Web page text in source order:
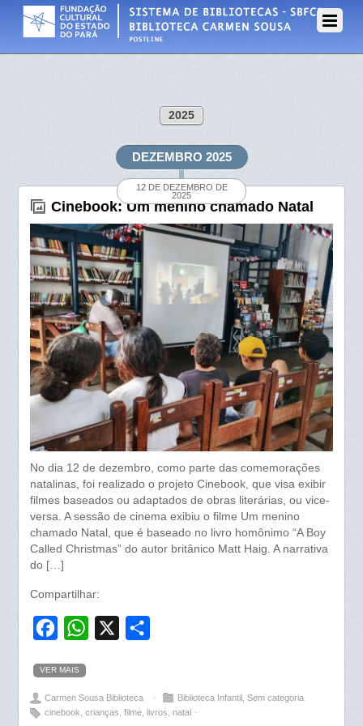
2025
DEZEMBRO 2025
12 DE DEZEMBRO DE
2025
Cinebook: Um menino chamado Natal
No dia 12 de dezembro, como parte das comemorações
natalinas, foi realizado o projeto Cinebook, que visa exibir
filmes baseados ou adaptados de obras literárias, ou vice-
versa. A sessão de cinema exibiu o filme Um menino
chamado Natal, que é baseado no livro homônimo “A Boy
Called Christmas” do autor britânico Matt Haig. A narrativa
do […]
Compartilhar:
c
e
W
t
r
VER MAIS
Carmen Sousa Biblioteca ⋅ Biblioteca Infantil ,Sem categoria
cinebook,crianças,filme, livros,natal ⋅